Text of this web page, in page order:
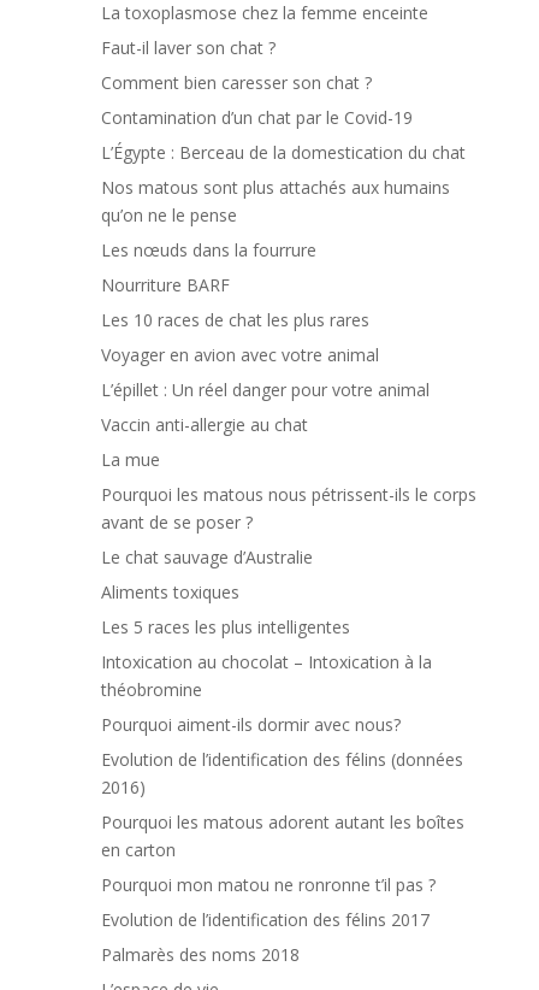
La toxoplasmose chez la femme enceinte
Faut-il laver son chat ?
Comment bien caresser son chat ?
Contamination d’un chat par le Covid-19
L’Égypte : Berceau de la domestication du chat
Nos matous sont plus attachés aux humains
qu’on ne le pense
Les nœuds dans la fourrure
Nourriture BARF
Les 10 races de chat les plus rares
Voyager en avion avec votre animal
L’épillet : Un réel danger pour votre animal
Vaccin anti-allergie au chat
La mue
Pourquoi les matous nous pétrissent-ils le corps
avant de se poser ?
Le chat sauvage d’Australie
Aliments toxiques
Les 5 races les plus intelligentes
Intoxication au chocolat – Intoxication à la
théobromine
Pourquoi aiment-ils dormir avec nous?
Evolution de l’identification des félins (données
2016)
Pourquoi les matous adorent autant les boîtes
en carton
Pourquoi mon matou ne ronronne t’il pas ?
Evolution de l’identification des félins 2017
Palmarès des noms 2018